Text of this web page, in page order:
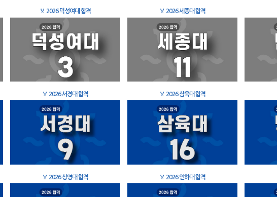
🏅 2026 덕성여대 합격 🏅 2026 세종대 합격
🏅 2026 서경대 합격 🏅 2026 삼육대 합격
🏅 2026 상명대 합격 🏅 2026 인하대 합격